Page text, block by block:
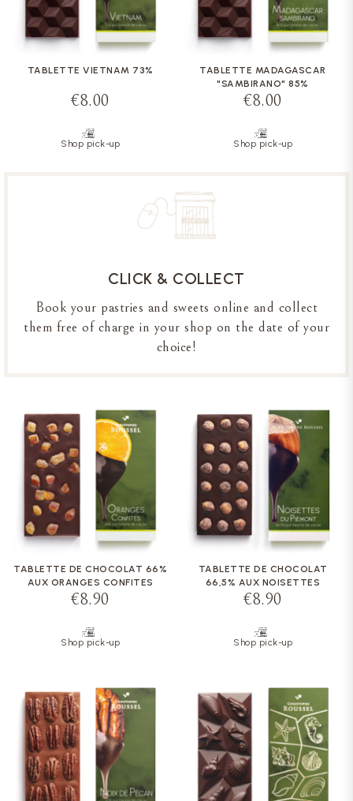
TABLETTE VIETNAM 73%
€8.00
Shop pick-up
TABLETTE MADAGASCAR
"SAMBIRANO" 85%
€8.00
Shop pick-up
CLICK & COLLECT
Book your pastries and sweets online and collect
them free of charge in your shop on the date of your
choice!
TABLETTE DE CHOCOLAT 66%
AUX ORANGES CONFITES
€8.90
Shop pick-up
TABLETTE DE CHOCOLAT
66,5% AUX NOISETTES
€8.90
Shop pick-up